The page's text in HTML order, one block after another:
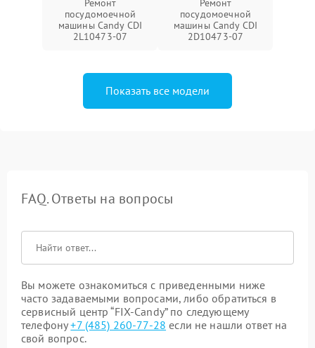
Ремонт
посудомоечной
машины Candy CDI
2L10473-07
Ремонт
посудомоечной
машины Candy CDI
2D10473-07
Показать все модели
FAQ. Ответы на вопросы
Вы можете ознакомиться с приведенными ниже
часто задаваемыми вопросами, либо обратиться в
сервисный центр “FIX-Candy” по следующему
телефону+7 (485) 260-77-28 если не нашли ответ на
свой вопрос.